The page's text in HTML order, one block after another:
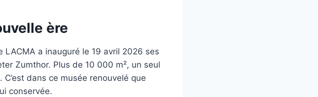
ère
a inauguré le 19 avril 2026 ses
Zumthor. Plus de 10 000 m², un seul
dans ce musée renouvelé que
conservée.